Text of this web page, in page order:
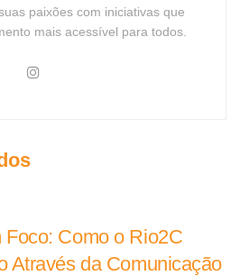
paixões com iniciativas que
mais acessível para todos.
Como o Rio2C
Através da Comunicação